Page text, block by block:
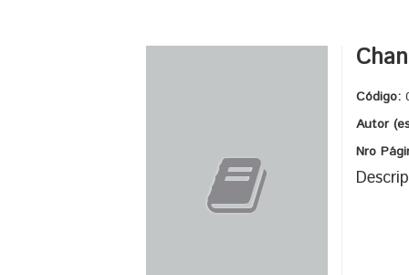
Código:
Autor
Nro